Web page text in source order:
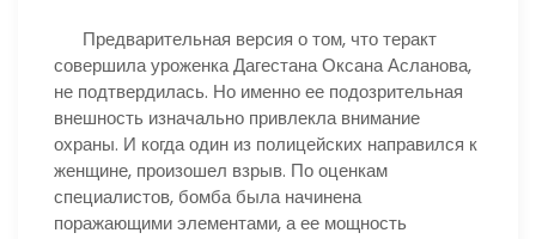
Предварительная версия о том, что теракт
совершила уроженка Дагестана Оксана Асланова,
не подтвердилась. Но именно ее подозрительная
внешность изначально привлекла внимание
охраны. И когда один из полицейских направился к
женщине, произошел взрыв. По оценкам
специалистов, бомба была начинена
поражающими элементами, а ее мощность